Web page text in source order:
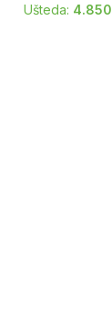
Ušteda: 4.850